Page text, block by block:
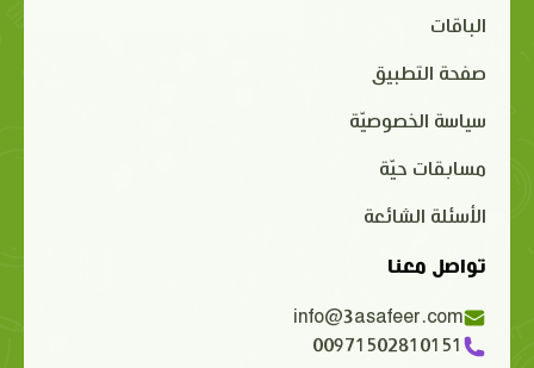
الباقات
صفحة التطبيق
سياسة الخصوصيّة
مسابقات حيّة
الأسئلة الشائعة
تواصل معنا
info@3asafeer.com
00971502810151